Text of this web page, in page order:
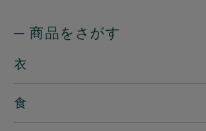
─ 商品をさがす
衣
食